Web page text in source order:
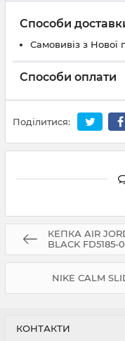
Способи
Самовивіз з Нової
Способи оплати
Поділитися:
КЕПКА AIR
BLACK FD5185-
NIKE CALM
КОНТАКТИ